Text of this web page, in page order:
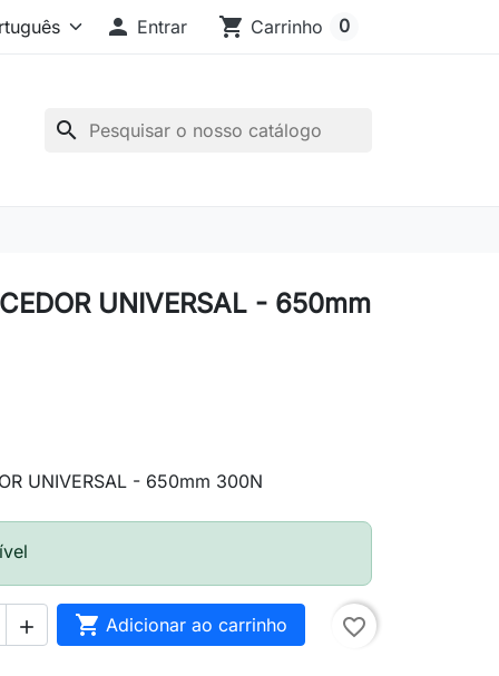
 Entrar shopping_cart Carrinho 0
search
UNIVERSAL - 650mm
UNIVERSAL - 650mm 300N
  Adicionar ao carrinho favorite_border